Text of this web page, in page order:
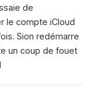
de
le compte iCloud
Sion redémarre
un coup de fouet